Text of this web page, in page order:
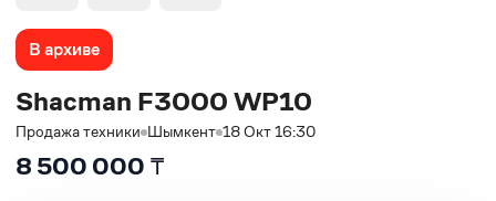
В архиве
Shacman F3000 WP10
Продажа техники Шымкент 18 Окт 16:30
8 500 000 ₸